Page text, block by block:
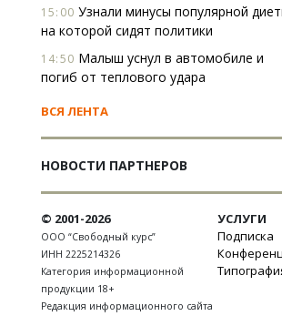
15:00 Узнали минусы популярной
на которой сидят политики
14:50 Малыш уснул в автомобиле и
погиб от теплового удара
ВСЯ ЛЕНТА
НОВОСТИ ПАРТНЕРОВ
© 2001-2026
ООО “Свободный курс”
ИНН 2225214326
Категория информационной
продукции 18+
Редакция информационного сайта
УСЛУГИ
Подписка